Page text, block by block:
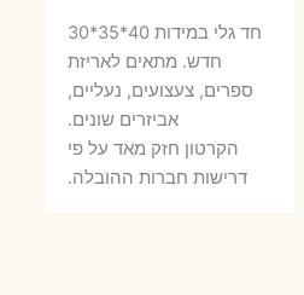
המקורי
היה:
7 ₪.
הוא:
חד גלי במידות 40*35*30
חדש. מתאים לאריזת
ספרים, צעצועים, נעליים,
אביזרים שונים.
הקרטון חזק מאד על פי
דרישות חברות ההובלה.